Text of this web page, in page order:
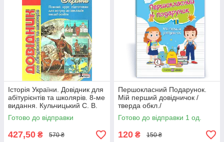
Історія України. Довідник для
абітурієнтів та школярів. 8-ме
видання. Кульчицький С. В.
Готово до відправки
427,50 ₴ 570 ₴
Першокласний Подарунок.
Мій перший довідничок /
тверда обкл./
Готово до відправки 1 од.
120 ₴ 150 ₴